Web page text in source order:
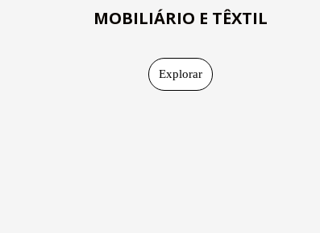
MOBILIÁRIO E TÊXTIL
Explorar